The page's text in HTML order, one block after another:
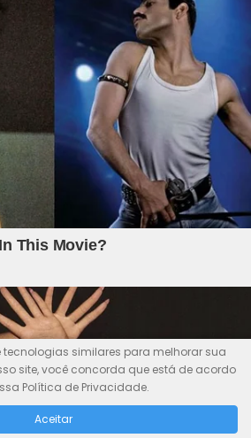
tecnologias similares para melhorar sua
site, você concorda que está de acordo
Política de Privacidade.
Aceitar